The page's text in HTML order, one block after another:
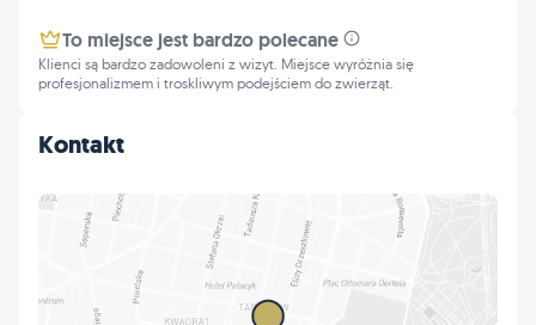
Kontakt
To miejsce jest bardzo polecane
Klienci są bardzo zadowoleni z wizyt. Miejsce wyróżnia się
profesjonalizmem i troskliwym podejściem do zwierząt.